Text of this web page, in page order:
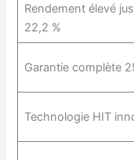
Rendement élevé
22,2 %
Garantie complète
Technologie HIT